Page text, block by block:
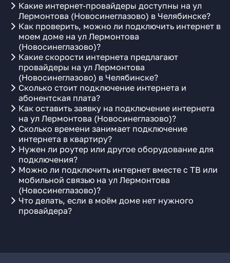
Какие интернет-провайдеры доступны на ул
Лермонтова (Новосинеглазово) в Челябинске?
Как проверить, можно ли подключить интернет в
моем доме на ул Лермонтова
(Новосинеглазово)?
Какие скорости интернета предлагают
провайдеры на ул Лермонтова
(Новосинеглазово) в Челябинске?
Сколько стоит подключение интернета и
абонентская плата?
Как оставить заявку на подключение интернета
на ул Лермонтова (Новосинеглазово)?
Сколько времени занимает подключение
интернета в квартиру?
Нужен ли роутер или другое оборудование для
подключения?
Можно ли подключить интернет вместе с ТВ или
мобильной связью на ул Лермонтова
(Новосинеглазово)?
Что делать, если в моём доме нет нужного
провайдера?